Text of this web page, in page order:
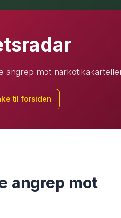
angrep mot
til forsiden
angrep mot